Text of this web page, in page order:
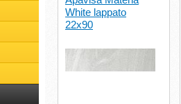
White lappato
22x90